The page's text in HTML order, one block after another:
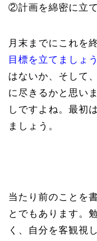
②計画を綿密に立て
月末までにこれを
目標を立てましょう
はないか、そして、
に尽きるかと思い
しですよね。最初
ましょう。
当たり前のことを
とでもあります。
く、自分を客観視